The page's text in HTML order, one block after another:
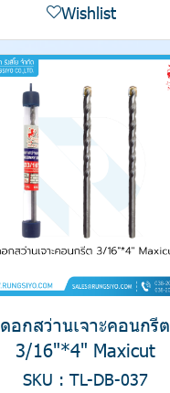
Wishlist
ดอกสว่านเจาะคอนกรีต
3/16"*4" Maxicut
SKU : TL-DB-037